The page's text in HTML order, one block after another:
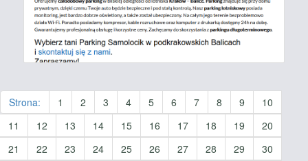
Strona: 1 2 3 4 5 6 7 8 9
10
11
12 13 14 15 16 17 18 19
20
21
22 23 24 25 26 27 28 29
30